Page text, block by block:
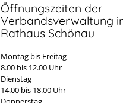
Öffnungszeiten der
Verbandsverwaltung
Rathaus Schönau
Montag bis Freitag
8.00 bis 12.00 Uhr
Dienstag
14.00 bis 18.00 Uhr